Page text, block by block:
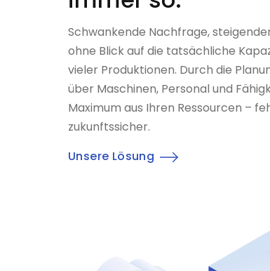
Schwankende Nachfrage,
ohne Blick auf die tatsächliche
vieler Produktionen. Durch die
über Maschinen, Personal und
Maximum aus Ihren Ressourcen –
zukunftssicher.
Unsere Lösung